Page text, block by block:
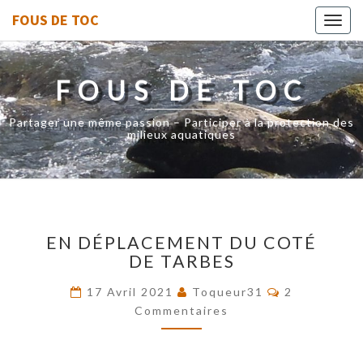
FOUS DE TOC
FOUS DE TOC
Partager une même passion – Participer à la protection des
milieux aquatiques
DÉPLACEMENT
DU
DE
TARBES
EN DÉPLACEMENT DU COTÉ
DE TARBES
17 Avril 2021 Toqueur31
2
Commentaires